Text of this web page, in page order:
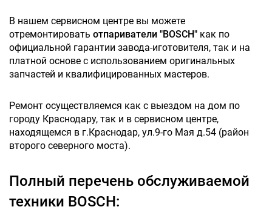
В нашем сервисном центре вы можете
отремонтировать отпариватели "BOSCH" как по
официальной гарантии завода-иготовителя, так и на
платной основе с использованием оригинальных
запчастей и квалифицированных мастеров.
Ремонт осуществляемся как с выездом на дом по
городу Краснодару, так и в сервисном центре,
находящемся в г.Краснодар, ул.9-го Мая д.54 (район
второго северного моста).
Полный перечень обслуживаемой
техники BOSCH: